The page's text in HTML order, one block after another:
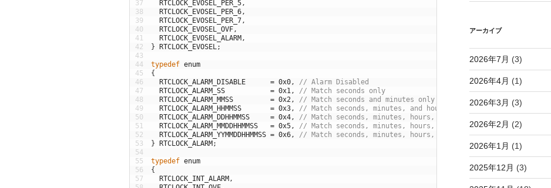
37
38
39
40
41
42
43
44
45
46
47
48
49
50
51
52
53
54
55
56
57
RTCLOCK_EVOSEL_PER_5 ,
RTCLOCK_EVOSEL_PER_6 ,
RTCLOCK_EVOSEL_PER_7 ,
RTCLOCK_EVOSEL_OVF ,
RTCLOCK_EVOSEL_ALARM ,
} RTCLOCK_EVOSEL ;
typedef enum
{
RTCLOCK_ALARM_DISABLE
= 0x0 ,
// Alarm Disabled
RTCLOCK_ALARM_SS
= 0x1 ,
// Match seconds only
RTCLOCK_ALARM_MMSS
= 0x2 ,
// Match seconds and minutes only
RTCLOCK_ALARM_HHMMSS
= 0x3 ,
// Match seconds, minutes, and hours only
RTCLOCK_ALARM_DDHHMMSS
= 0x4 ,
// Match seconds, minutes, hours, and days only
RTCLOCK_ALARM_MMDDHHMMSS
= 0x5 ,
// Match seconds, minutes, hours, days, and months only
RTCLOCK_ALARM_YYMMDDHHMMSS = 0x6 ,
// Match seconds, minutes, hours, days, months, and years
} RTCLOCK_ALARM;
typedef enum
{
RTCLOCK_INT_ALARM ,
アーカイブ
2026年7月 (3)
2026年4月 (1)
2026年3月 (3)
2026年2月 (2)
2026年1月 (1)
2025年12月 (3)